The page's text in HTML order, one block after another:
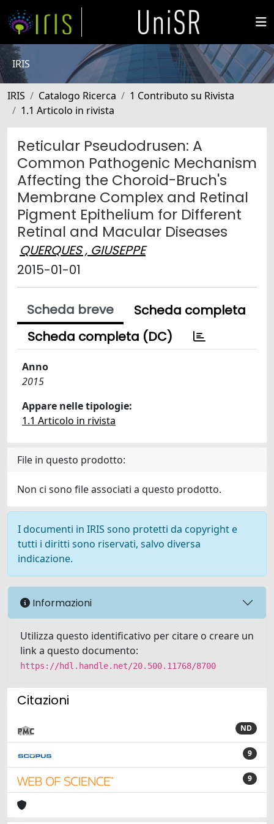
IRIS
IRIS Catalogo Ricerca
1 Contributo su Rivista
1.1 Articolo in rivista
Reticular Pseudodrusen: A
Common Pathogenic Mechanism
Affecting the Choroid-Bruch's
Membrane Complex and Retinal
Pigment Epithelium for Different
Retinal and Macular Diseases
QUERQUES , GIUSEPPE
2015-01-01
Scheda breve
Scheda completa
Scheda completa (DC)
Anno
2015
Appare nelle tipologie:
1.1 Articolo in rivista
File in questo prodotto:
Non ci sono file associati a questo prodotto.
I documenti in IRIS sono protetti da copyright e
tutti i diritti sono riservati, salvo diversa
indicazione.
Informazioni
Utilizza questo identificativo per citare o creare un
link a questo documento:
https://hdl.handle.net/20.500.11768/8700
Citazioni
ND
9
9